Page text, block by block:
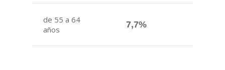
de 55 a 64
años
7,7%